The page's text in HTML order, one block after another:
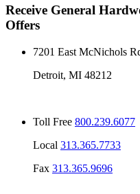
Receive General
Offers
7201 East McNichols
Detroit, MI 48212
Toll Free 800.239.6077
Local 313.365.7733
Fax 313.365.9696